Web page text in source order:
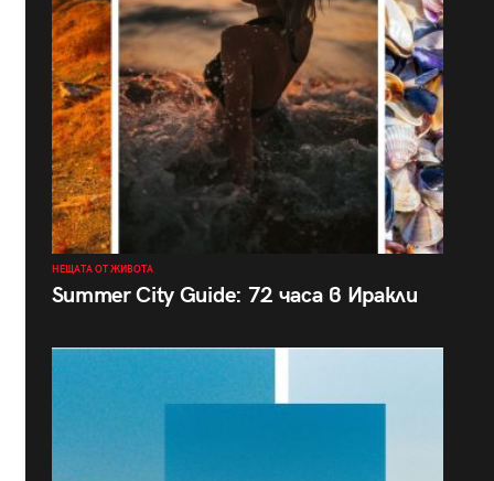
НЕЩАТА ОТ ЖИВОТА
Summer City Guide: 72 часа в Иракли